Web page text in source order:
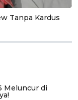
Tanpa Kardus
Meluncur di